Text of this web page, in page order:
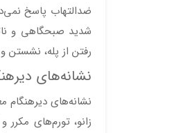
ضدالتهاب پاسخ
شدید صبحگاهی و
رفتن از پله، نشستن
نشانه‌های
نشانه‌های
زانو، تورم‌های